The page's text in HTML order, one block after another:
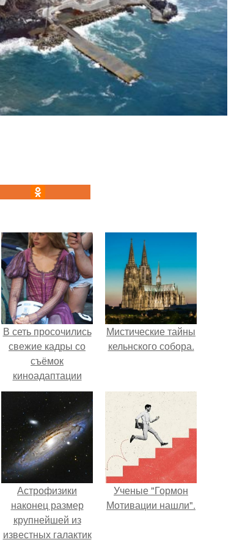
В сеть просочились
свежие кадры со
съёмок
киноадаптации
"Рапунцель", и всё
внимание
моментально
оказалось
приковано к Тиган
крофт.
Мистические тайны
кельнского собора.
Астрофизики
наконец размер
крупнейшей из
известных галактик
Ученые "Гормон
Мотивации нашли".